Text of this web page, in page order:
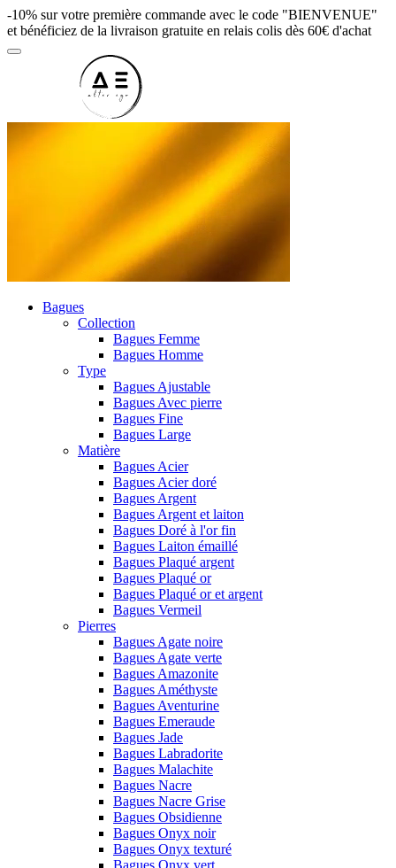
-10% sur votre première commande avec le code "BIENVENUE"
et bénéficiez de la livraison gratuite en relais colis dès 60€ d'achat
Bagues
Collection
Bagues Femme
Bagues Homme
Type
Bagues Ajustable
Bagues Avec pierre
Bagues Fine
Bagues Large
Matière
Bagues Acier
Bagues Acier doré
Bagues Argent
Bagues Argent et laiton
Bagues Doré à l'or fin
Bagues Laiton émaillé
Bagues Plaqué argent
Bagues Plaqué or
Bagues Plaqué or et argent
Bagues Vermeil
Pierres
Bagues Agate noire
Bagues Agate verte
Bagues Amazonite
Bagues Améthyste
Bagues Aventurine
Bagues Emeraude
Bagues Jade
Bagues Labradorite
Bagues Malachite
Bagues Nacre
Bagues Nacre Grise
Bagues Obsidienne
Bagues Onyx noir
Bagues Onyx texturé
Bagues Onyx vert